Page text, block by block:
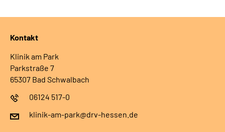
Kontakt
Klinik am Park
Parkstraße 7
65307 Bad Schwalbach
06124 517-0
klinik-am-park@drv-hessen.de